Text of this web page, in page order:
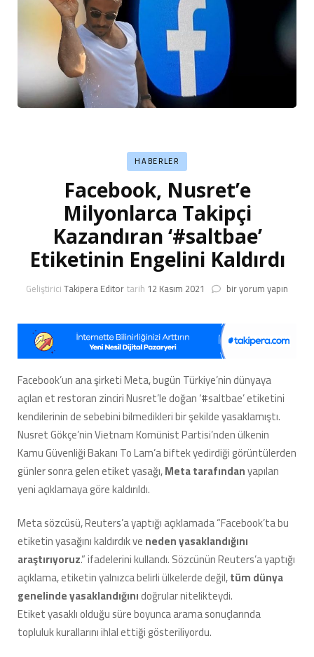
HABERLER
Facebook, Nusret’e
Milyonlarca Takipçi
Kazandıran ‘#saltbae’
Etiketinin Engelini Kaldırdı
GeliştiriciTakipera Editortarih 12 Kasım 2021 Facebook,
Takipçi
Kazandıran
‘#saltbae’
Etiketinin
Engelini
Kaldırdı
için
bir yorum yapın
Facebook’un ana şirketi Meta, bugün Türkiye’nin dünyaya
açılan et restoran zinciri Nusret’le doğan ‘#saltbae’ etiketini
kendilerinin de sebebini bilmedikleri bir şekilde yasaklamıştı.
Nusret Gökçe’nin Vietnam Komünist Partisi’nden ülkenin
Kamu Güvenliği Bakanı To Lam’a biftek yedirdiği görüntülerden
günler sonra gelen etiket yasağı,Meta tarafındanyapılan
yeni açıklamaya göre kaldırıldı.
Meta sözcüsü, Reuters’a yaptığı açıklamada “Facebook’ta bu
etiketin yasağını kaldırdık veneden yasaklandığını
araştırıyoruz.” ifadelerini kullandı. Sözcünün Reuters’a yaptığı
açıklama, etiketin yalnızca belirli ülkelerde değil,tüm dünya
genelinde yasaklandığınıdoğrular nitelikteydi.
Etiket yasaklı olduğu süre boyunca arama sonuçlarında
topluluk kurallarını ihlal ettiği gösteriliyordu.